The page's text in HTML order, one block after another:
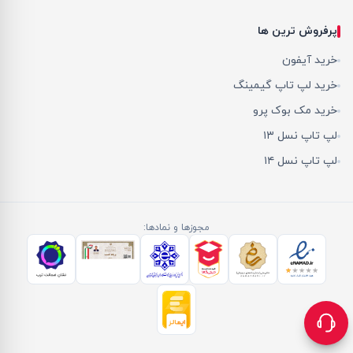
پرفروش ترین ها
خرید آیفون
خرید لپ تاپ گیمینگ
خرید مک بوک پرو
لپ تاپ نسل ۱۳
لپ تاپ نسل ۱۴
مجوزها و نمادها: